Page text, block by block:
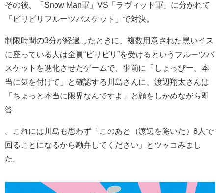
その後、「Snow Man軍」VS「ラヴィット軍」に分かれて
「ビリビリフルーツバスケット」で対決。
制限時間の3分が経過したときに、複数用意された黒いイス
に座っている人は全員“ビリビリ”を受けるというフルーツバ
スケットを進化させたゲームで、事前に「しょっぴー、本
当に気を付けて」と確認する川島さんに、渡辺翔太さんは
「ちょっと本当に限界なんですよ」と顔をしかめながら即
答
。これには川島も思わず「このあと（渡辺を除いた）8人で
回ることになるから勘弁してください」とツッコみまし
た。